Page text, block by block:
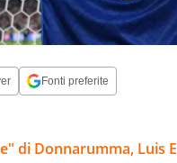
Fonti preferite
di Donnarumma, Luis